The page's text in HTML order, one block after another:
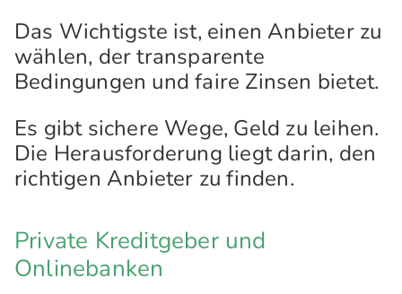
Das Wichtigste ist, einen Anbieter zu
wählen, der transparente
Bedingungen und faire Zinsen bietet.
Es gibt sichere Wege, Geld zu leihen.
Die Herausforderung liegt darin, den
richtigen Anbieter zu finden.
Private Kreditgeber und
Onlinebanken